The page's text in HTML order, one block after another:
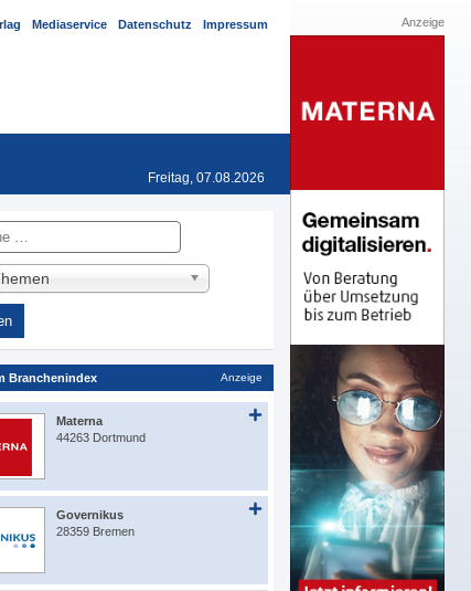
Mediaservice Datenschutz Impressum
Freitag, 07.08.2026
Branchenindex Anzeige
Materna
44263 Dortmund
Governikus
28359 Bremen
Anzeige